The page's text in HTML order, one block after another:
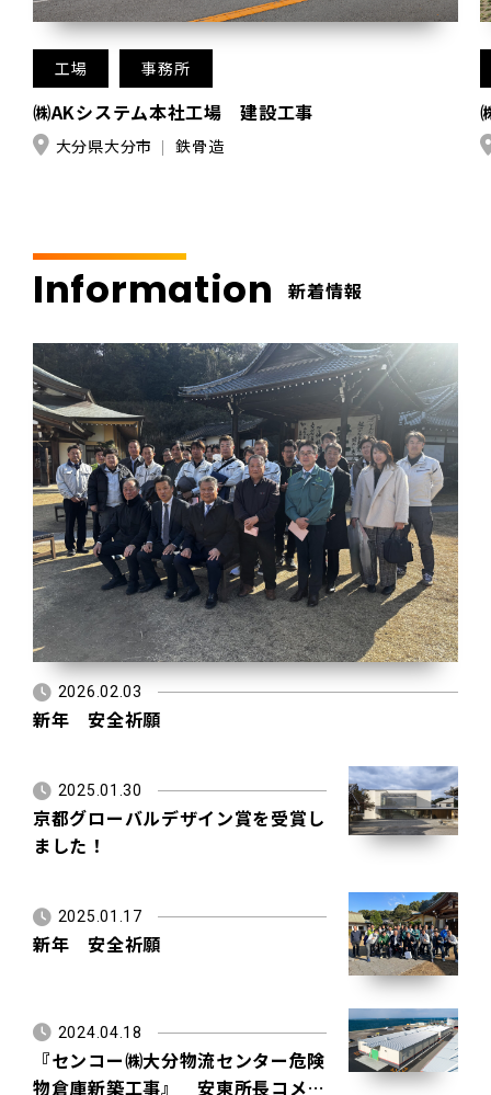
工場 事務所
㈱AKシステム本社工場 建設工事
大分県大分市 鉄骨造
Information 新着情報
2026.02.03
新年 安全祈願
2025.01.30
京都グローバルデザイン賞を受賞し
ました！
2025.01.17
新年 安全祈願
2024.04.18
『センコー㈱大分物流センター危険
物倉庫新築工事』 安東所長コメン